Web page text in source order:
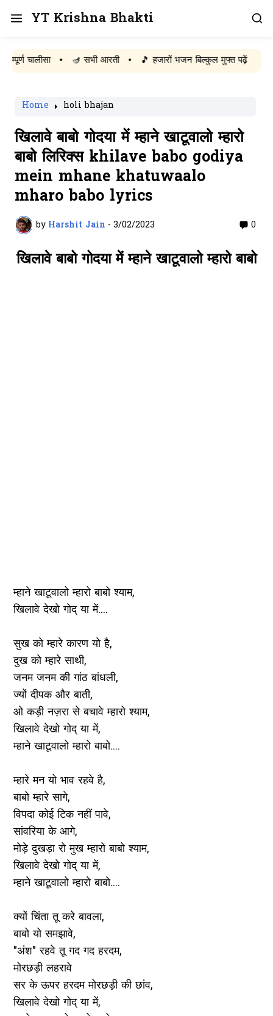
YT Krishna Bhakti
• 🪔 सभी आरती • 🎵 हजारों भजन बिल्कुल मुफ्त पढ़ें
Home holi bhajan
खिलावे बाबो गोदया में म्हाने खाटूवालो म्हारो
बाबो लिरिक्स khilave babo godiya
mein mhane khatuwaalo
mharo babo lyrics
by Harshit Jain - 3/02/2023 0
खिलावे बाबो गोदया में म्हाने खाटूवालो म्हारो बाबो
म्हाने खाटूवालो म्हारो बाबो श्याम,
खिलावे देखो गोद् या में....
सुख को म्हारे कारण यो है,
दुख को म्हारे साथी,
जनम जनम की गांठ बांधली,
ज्यों दीपक और बाती,
ओ कड़ी नज़रा से बचावे म्हारो श्याम,
खिलावे देखो गोद् या में,
म्हाने खाटूवालो म्हारो बाबो....
म्हारे मन यो भाव रहवे है,
बाबो म्हारे सागे,
विपदा कोई टिक नहीं पावे,
सांवरिया के आगे,
मोड़े दुखड़ा रो मुख म्हारो बाबो श्याम,
खिलावे देखो गोद् या में,
म्हाने खाटूवालो म्हारो बाबो....
क्यों चिंता तू करे बावला,
बाबो यो समझावे,
"अंश" रहवे तू गद गद हरदम,
मोरछड़ी लहरावे
सर के ऊपर हरदम मोरछड़ी की छांव,
खिलावे देखो गोद् या में,